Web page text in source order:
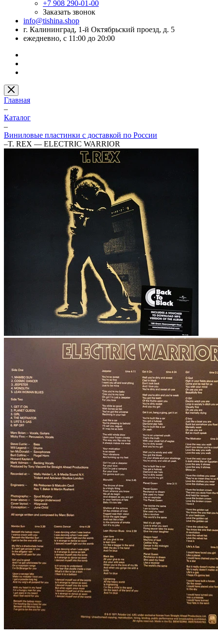
+7 908 290-01-00
Заказать звонок
info@tishina.shop
г. Калининград, 1-й Октябрьский проезд, д. 5
ежедневно, с 11:00 до 20:00
Главная
–
Каталог
–
Виниловые пластинки с доставкой по России
–T. REX — ELECTRIC WARRIOR